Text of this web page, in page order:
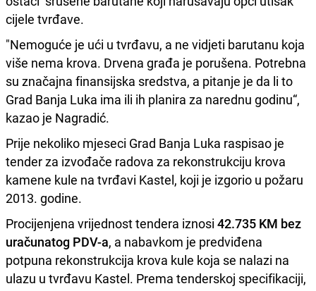
cijele tvrđave.
"Nemoguće je ući u tvrđavu, a ne vidjeti barutanu koja
više nema krova. Drvena građa je porušena. Potrebna
su značajna finansijska sredstva, a pitanje je da li to
Grad Banja Luka ima ili ih planira za narednu godinu“,
kazao je Nagradić.
Prije nekoliko mjeseci Grad Banja Luka raspisao je
tender za izvođače radova za rekonstrukciju krova
kamene kule na tvrđavi Kastel, koji je izgorio u požaru
2013. godine.
Procijenjena vrijednost tendera iznosi 42.735 KM bez
uračunatog PDV-a, a nabavkom je predviđena
potpuna rekonstrukcija krova kule koja se nalazi na
ulazu u tvrđavu Kastel. Prema tenderskoj specifikaciji,